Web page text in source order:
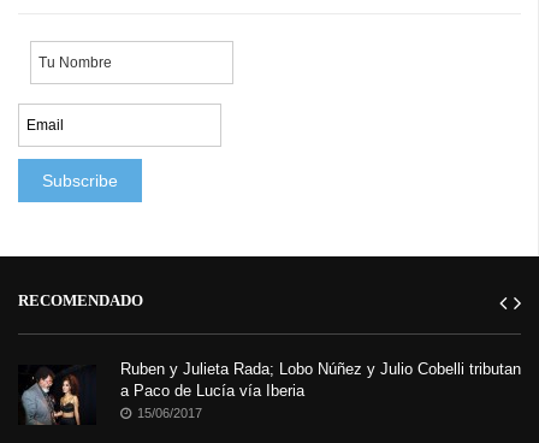
RECOMENDADO
Ruben y Julieta Rada; Lobo Núñez y Julio Cobelli tributan
a Paco de Lucía vía Iberia
15/06/2017